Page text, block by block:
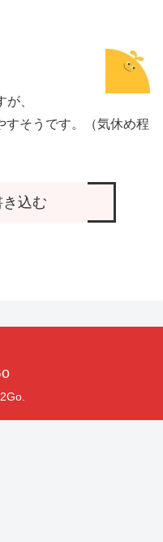
、
すそうです。（気休め程
込む